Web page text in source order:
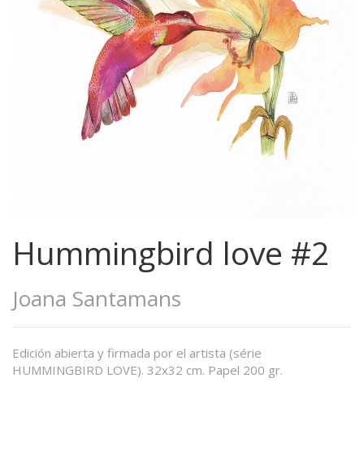
Hummingbird love #2
Joana Santamans
Edición abierta y firmada por el artista (série
HUMMINGBIRD LOVE). 32x32 cm. Papel 200 gr.